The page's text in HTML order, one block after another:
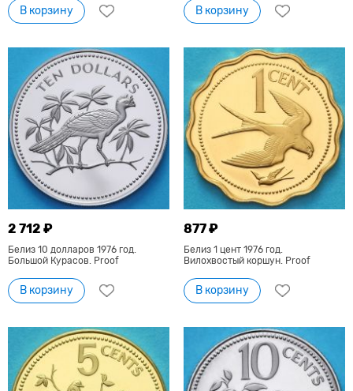
В корзину В корзину
2 712 ₽
Белиз 10 долларов 1976 год.
Большой Курасов. Proof
В корзину
877 ₽
Белиз 1 цент 1976 год.
Вилохвостый коршун. Proof
В корзину